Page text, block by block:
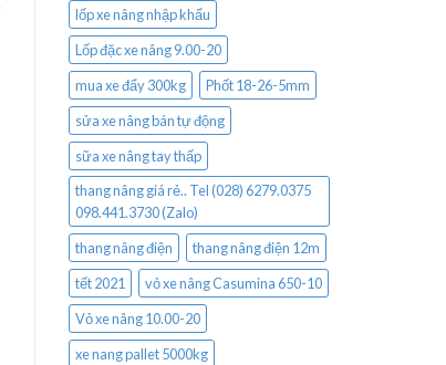
lốp xe nâng nhập khẩu
Lốp đặc xe nâng 9.00-20
mua xe đẩy 300kg
Phốt 18-26-5mm
sửa xe nâng bán tự động
sữa xe nâng tay thấp
thang nâng giá rẻ.. Tel (028) 6279.0375
098.441.3730 (Zalo)
thang nâng điện
thang nâng điện 12m
tết 2021
vỏ xe nâng Casumina 650-10
Vỏ xe nâng 10.00-20
xe nang pallet 5000kg